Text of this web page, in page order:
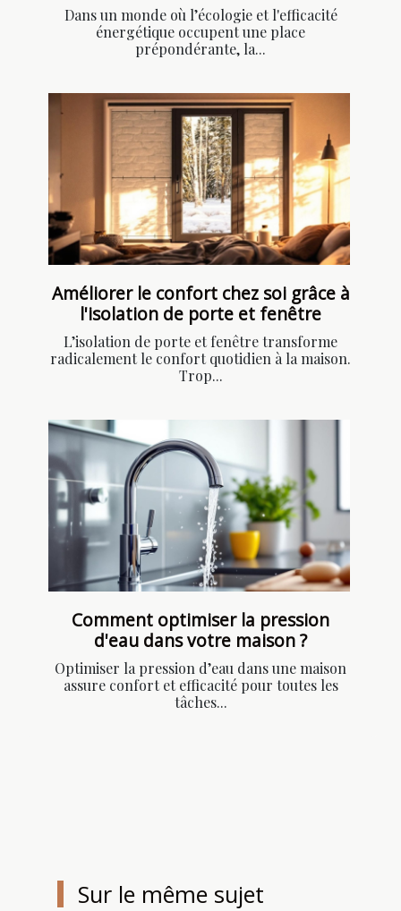
Dans un monde où l’écologie et l'efficacité
énergétique occupent une place
prépondérante, la...
Améliorer le confort chez soi grâce à
l'isolation de porte et fenêtre
L’isolation de porte et fenêtre transforme
radicalement le confort quotidien à la maison.
Trop...
Comment optimiser la pression
d'eau dans votre maison ?
Optimiser la pression d’eau dans une maison
assure confort et efficacité pour toutes les
tâches...
Sur le même sujet